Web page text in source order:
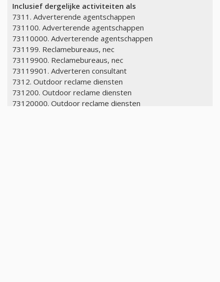
Inclusief dergelijke activiteiten als
7311. Adverterende agentschappen
731100. Adverterende agentschappen
73110000. Adverterende agentschappen
731199. Reclamebureaus, nec
73119900. Reclamebureaus, nec
73119901. Adverteren consultant
7312. Outdoor reclame diensten
731200. Outdoor reclame diensten
73120000. Outdoor reclame diensten